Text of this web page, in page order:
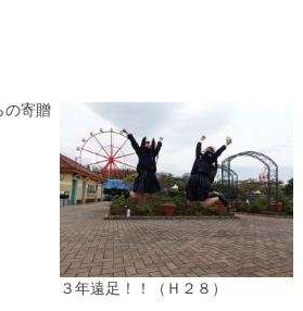
の寄贈
３年遠足！！（Ｈ２８）